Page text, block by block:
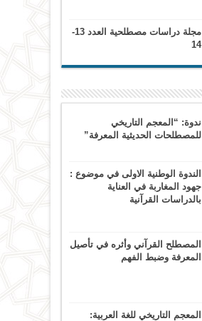
مجلة دراسات مصطلحية العدد 13-
14
ندوة: “المعجم التاريخي
للمصطلحات الحديثية المعرفة”
الندوة الوطنية الاولى في موضوع :
جهود المغاربة في العناية
بالدراسات القرآنية
المصطلح القرآني وأثره في تأصيل
المعرفة وضبط الفهم
المعجم التاريخي للغة العربية: